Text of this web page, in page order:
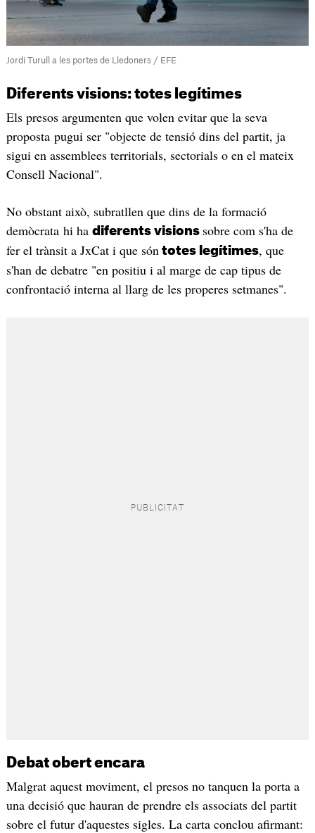
Jordi Turull a les portes de Lledoners / EFE
Diferents visions: totes legítimes
Els presos argumenten que volen evitar que la seva
proposta pugui ser "objecte de tensió dins del partit, ja
sigui en assemblees territorials, sectorials o en el mateix
Consell Nacional".
No obstant això, subratllen que dins de la formació
demòcrata hi ha diferents visions sobre com s'ha de
fer el trànsit a JxCat i que són totes legítimes, que
s'han de debatre "en positiu i al marge de cap tipus de
confrontació interna al llarg de les properes setmanes".
Debat obert encara
Malgrat aquest moviment, el presos no tanquen la porta a
una decisió que hauran de prendre els associats del partit
sobre el futur d'aquestes sigles. La carta conclou afirmant: